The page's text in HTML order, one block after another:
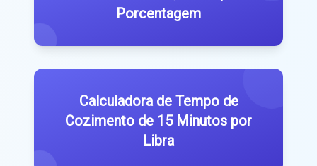
Porcentagem
Calculadora de Tempo de
Cozimento de 15 Minutos por
Libra